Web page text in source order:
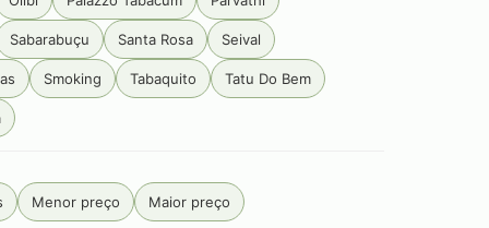
Sabarabuçu Santa Rosa Seival
Smoking Tabaquito Tatu Do Bem
Menor preço Maior preço